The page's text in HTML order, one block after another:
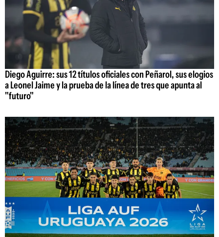
Diego Aguirre: sus 12 títulos oficiales con Peñarol, sus elogios
a Leonel Jaime y la prueba de la línea de tres que apunta al
"futuro"